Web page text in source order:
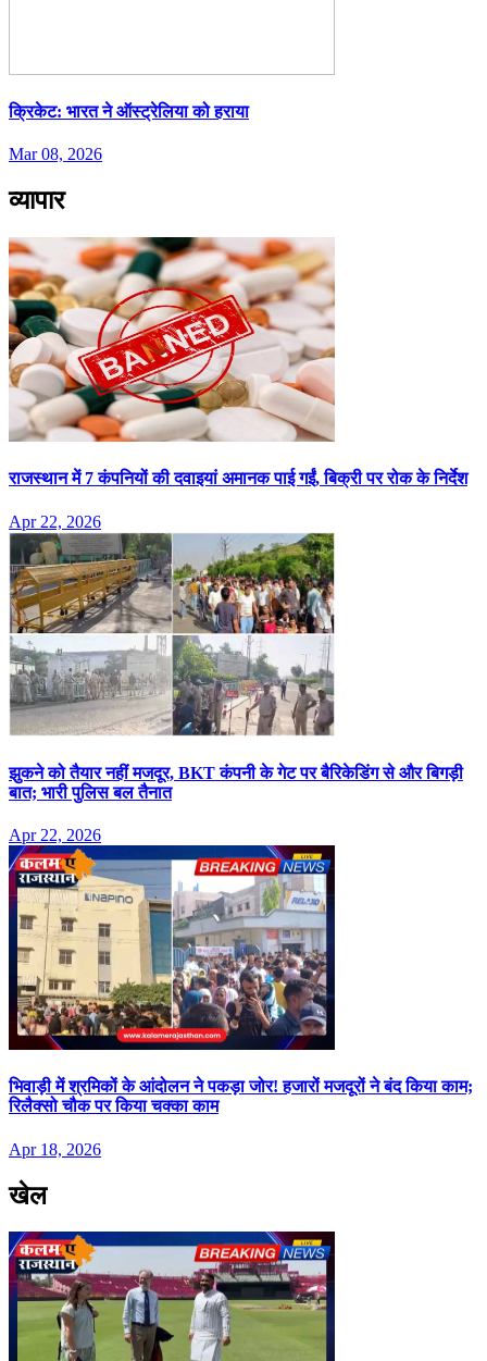
क्रिकेट: भारत ने ऑस्ट्रेलिया को हराया
Mar 08, 2026
व्यापार
राजस्थान में 7 कंपनियों की दवाइयां अमानक पाई गईं, बिक्री पर रोक के निर्देश
Apr 22, 2026
झुकने को तैयार नहीं मजदूर, BKT कंपनी के गेट पर बैरिकेडिंग से और बिगड़ी
बात; भारी पुलिस बल तैनात
Apr 22, 2026
भिवाड़ी में श्रमिकों के आंदोलन ने पकड़ा जोर! हजारों मजदूरों ने बंद किया काम;
रिलैक्सो चौक पर किया चक्का काम
Apr 18, 2026
खेल